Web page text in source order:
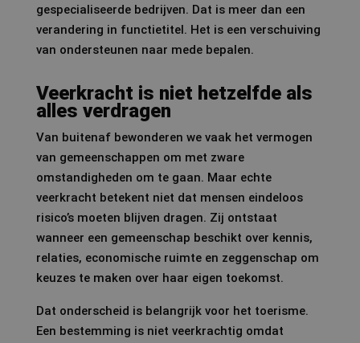
gespecialiseerde bedrijven. Dat is meer dan een
verandering in functietitel. Het is een verschuiving
van ondersteunen naar mede bepalen.
Veerkracht is niet hetzelfde als
alles verdragen
Van buitenaf bewonderen we vaak het vermogen
van gemeenschappen om met zware
omstandigheden om te gaan. Maar echte
veerkracht betekent niet dat mensen eindeloos
risico’s moeten blijven dragen. Zij ontstaat
wanneer een gemeenschap beschikt over kennis,
relaties, economische ruimte en zeggenschap om
keuzes te maken over haar eigen toekomst.
Dat onderscheid is belangrijk voor het toerisme.
Een bestemming is niet veerkrachtig omdat